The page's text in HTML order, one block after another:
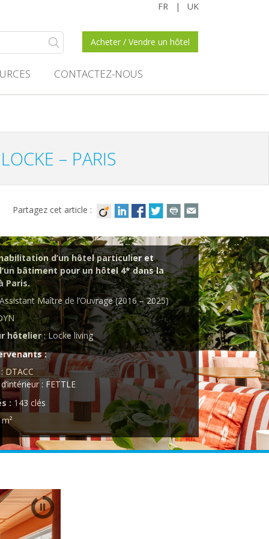
UK
|
FR
Acheter / Vendre un hôtel
CONTACTEZ-NOUS
– PARIS
Partagez cet article :
d’un hôtel particulier et
bâtiment pour un hôtel 4* dans la
Paris.
Maître de l’Ouvrage (2016 – 2025)
hôtelier: Locke living
:
DTACC
: FETTLE
:143 clés